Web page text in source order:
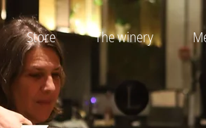
The winery
Store